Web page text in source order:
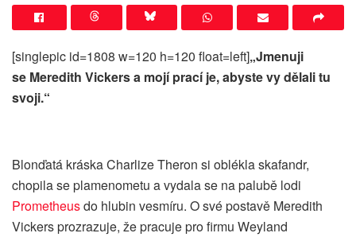
[singlepic id=1808 w=120 h=120 float=left]„Jmenuji
se Meredith Vickers a mojí prací je, abyste vy dělali tu
svoji.“
Blonďatá kráska Charlize Theron si oblékla skafandr,
chopila se plamenometu a vydala se na palubě lodi
Prometheusdo hlubin vesmíru. O své postavě Meredith
Vickers prozrazuje, že pracuje pro firmu Weyland